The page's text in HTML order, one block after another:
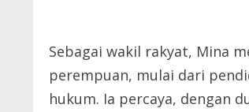
Sebagai wakil rakyat, Mina
perempuan, mulai dari
hukum. Ia percaya, dengan